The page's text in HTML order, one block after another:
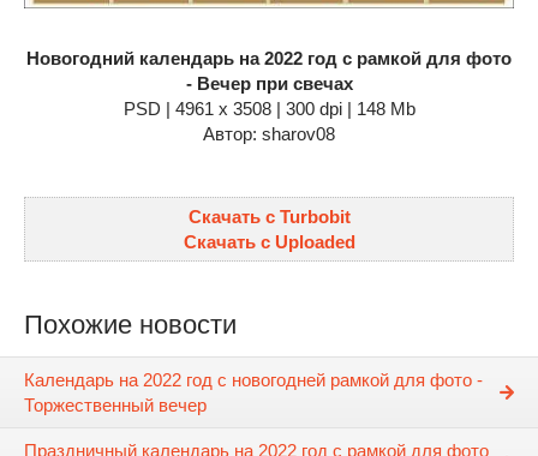
Новогодний календарь на 2022 год с рамкой для фото
- Вечер при свечах
PSD | 4961 х 3508 | 300 dpi | 148 Mb
Автор: sharov08
Скачать с Turbobit
Скачать с Uploaded
Похожие новости
Календарь на 2022 год с новогодней рамкой для фото -
Торжественный вечер
Праздничный календарь на 2022 год с рамкой для фото